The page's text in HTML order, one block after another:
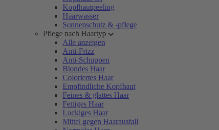
Kopfhautpeeling
Haarwasser
Sonnenschutz & -pflege
Pflege nach Haartyp
Alle anzeigen
Anti-Frizz
Anti-Schuppen
Blondes Haar
Coloriertes Haar
Empfindliche Kopfhaut
Feines & glattes Haar
Fettiges Haar
Lockiges Haar
Mittel gegen Haarausfall